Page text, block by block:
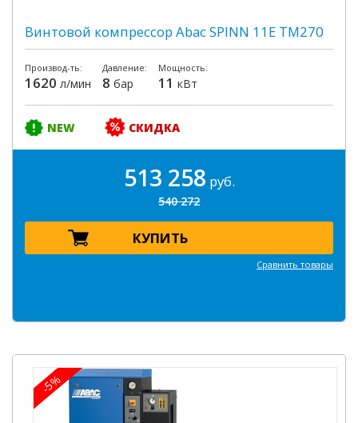
Винтовой компрессор Abac SPINN 11E TM270
Производ-ть:
1620 л/мин
Давление:
8 бар
Мощность:
11 кВт
NEW СКИДКА
513 258 руб.
540 272
КУПИТЬ
Сравнить товары
-5%